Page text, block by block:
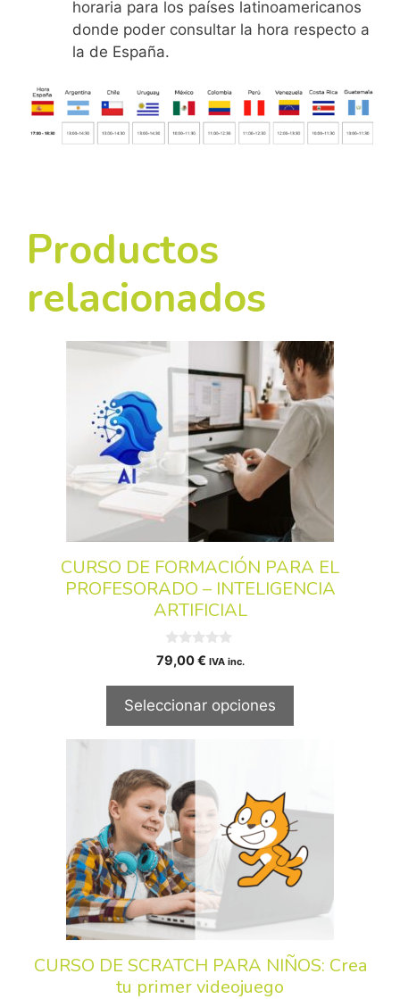
horaria para los países latinoamericanos
donde poder consultar la hora respecto a
la de España.
Productos
relacionados
CURSO DE FORMACIÓN PARA EL
PROFESORADO – INTELIGENCIA
ARTIFICIAL
0
d
79,00€ IVA inc.
Seleccionar opciones
CURSO DE SCRATCH PARA NIÑOS: Crea
tu primer videojuego